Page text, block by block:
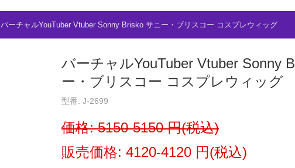
バーチャルYouTuber Vtuber Sonny Brisko サニー・ブリスコー コスプレウィッグ
バーチャルYouTuber Vtuber Sonny
ー・ブリスコー コスプレウィッグ
型番: J-2699
価格:5150-5150 円(税込)
販売価格: 4120-4120 円(税込)